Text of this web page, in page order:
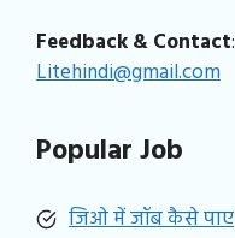
Feedback & Contact:
Litehindi@gmail.com
Popular Job
जिओ में जॉब कैसे पाए